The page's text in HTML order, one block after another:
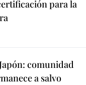
para la
comunidad
a salvo